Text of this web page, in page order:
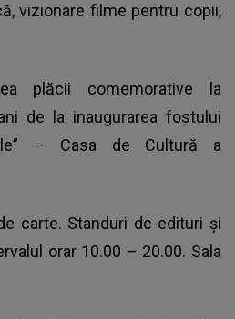
vizionare filme pentru copii,
plăcii comemorative la
de la inaugurarea fostului
– Casa de Cultură a
carte. Standuri de edituri și
orar 10.00 – 20.00. Sala